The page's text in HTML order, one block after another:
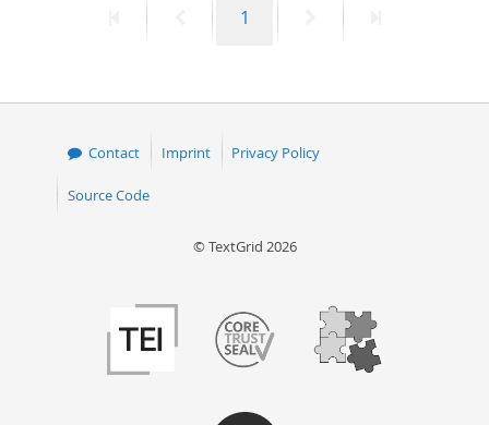
PreviousPage
1
Contact Imprint Privacy Policy
Source Code
© TextGrid 2026